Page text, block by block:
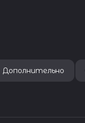
Дополнительно